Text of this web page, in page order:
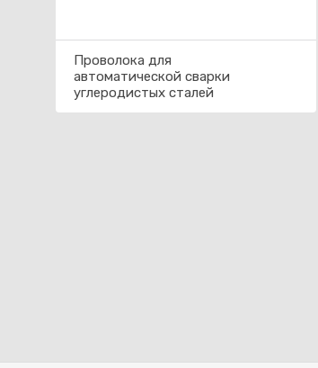
Проволока для
автоматической сварки
углеродистых сталей